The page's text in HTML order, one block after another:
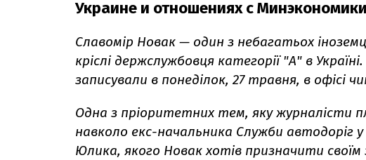
Украине и отношениях с
Славомір Новак — один з небагатьох
кріслі держслужбовця категорії "А" в
записували в понеділок, 27 травня, в офісі
Одна з пріоритетних тем, яку журналісти
навколо екс-начальника Служби автодоріг у
Юлика, якого Новак хотів призначити